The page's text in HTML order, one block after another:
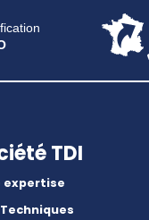
TDI
expertise